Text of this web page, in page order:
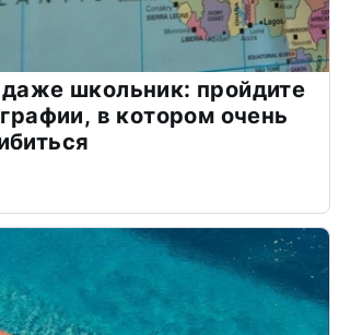
школьник: пройдите
в котором очень